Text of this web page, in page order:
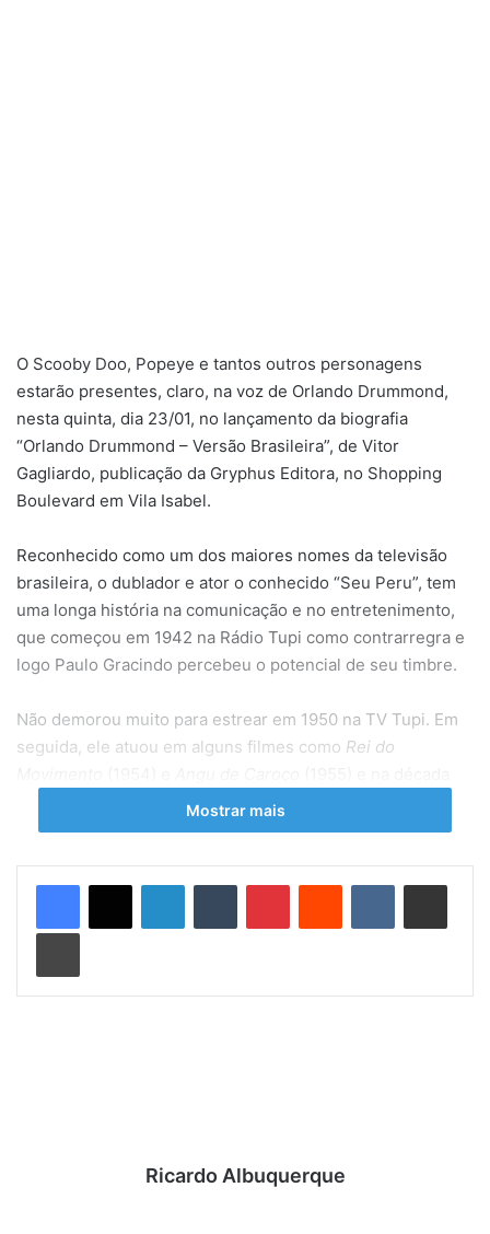
O Scooby Doo, Popeye e tantos outros personagens
estarão presentes, claro, na voz de Orlando Drummond,
nesta quinta, dia 23/01, no lançamento da biografia
“Orlando Drummond – Versão Brasileira”, de Vitor
Gagliardo, publicação da Gryphus Editora, no Shopping
Boulevard em Vila Isabel.
Reconhecido como um dos maiores nomes da televisão
brasileira, o dublador e ator o conhecido “Seu Peru”, tem
uma longa história na comunicação e no entretenimento,
que começou em 1942 na Rádio Tupi como contrarregra e
logo Paulo Gracindo percebeu o potencial de seu timbre.
Não demorou muito para estrear em 1950 na TV Tupi. Em
seguida, ele atuou em alguns filmes como Rei do
de 90 tornou-se um personalidade nacional graças ao Seu
Peru. Rapidamente chamou a atenção com suas roupas
aqui”, “use-me e abuse-me”, “te dou o maiorrrr apoio” e
Mostrar mais
LinkedinTumblr PinterestReddit VK Compartilhar via e-mail
Imprimir
Ricardo Albuquerque